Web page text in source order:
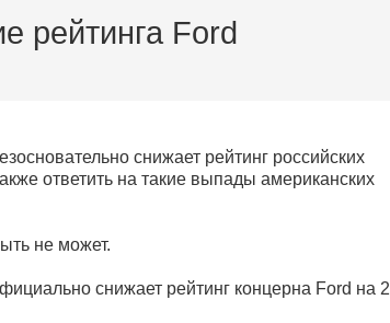
рейтинга Ford
снижает рейтинг российских
ответить на такие выпады американских
не может.
снижает рейтинг концерна Ford на 2